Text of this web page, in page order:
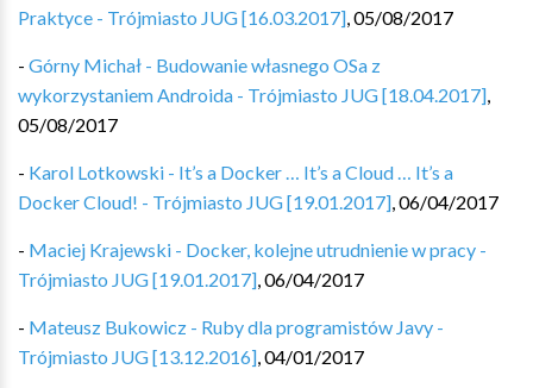
Praktyce - Trójmiasto JUG [16.03.2017],05/08/2017
- Górny Michał - Budowanie własnego OSa z
wykorzystaniem Androida - Trójmiasto JUG [18.04.2017],
05/08/2017
- Karol Lotkowski - It’s a Docker … It’s a Cloud … It’s a
Docker Cloud! - Trójmiasto JUG [19.01.2017],06/04/2017
- Maciej Krajewski - Docker, kolejne utrudnienie w pracy -
Trójmiasto JUG [19.01.2017],06/04/2017
- Mateusz Bukowicz - Ruby dla programistów Javy -
Trójmiasto JUG [13.12.2016],04/01/2017